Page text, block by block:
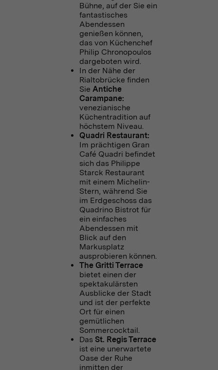
Bühne, auf der Sie ein
fantastisches
Abendessen
genießen können,
das von Küchenchef
Philip Chronopoulos
dargeboten wird.
In der Nähe der
Rialtobrücke finden
Sie Antiche
Carampane:
venezianische
Küchentradition auf
höchstem Niveau.
Quadri Restaurant:
Im prächtigen Gran
Café Quadri befindet
sich das Philippe
Starck Restaurant
mit einem Michelin-
Stern, während Sie
im Erdgeschoss das
Quadrino Bistrot für
ein einfaches
Abendessen mit
Blick auf den
Markusplatz
ausprobieren können.
The Gritti Terrace
bietet einen der
spektakulärsten
Ausblicke der Stadt
und ist der perfekte
Ort für einen
gemütlichen
Sommercocktail.
Das St. Regis Terrace
ist eine unerwartete
Oase der Ruhe
inmitten der